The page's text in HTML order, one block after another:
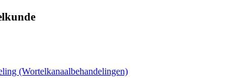
(Wortelkanaalbehandelingen)